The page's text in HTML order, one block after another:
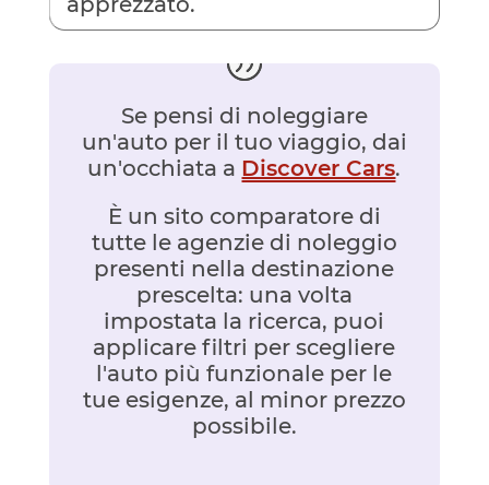
Se pensi di noleggiare
un'auto per il tuo viaggio, dai
un'occhiata a Discover Cars.
È un sito comparatore di
tutte le agenzie di noleggio
presenti nella destinazione
prescelta: una volta
impostata la ricerca, puoi
applicare filtri per scegliere
l'auto più funzionale per le
tue esigenze, al minor prezzo
possibile.